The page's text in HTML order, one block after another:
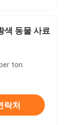
색 동물 사료
ton
락처